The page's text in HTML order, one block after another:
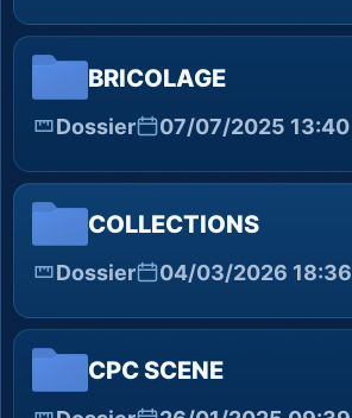
BRICOLAGE
Dossier 07/07/2025 13:40
COLLECTIONS
Dossier 04/03/2026 18:36
CPC SCENE